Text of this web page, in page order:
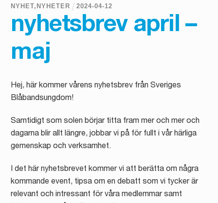
NYHET, NYHETER 2024-04-12
nyhetsbrev april –
maj
Hej, här kommer vårens nyhetsbrev från Sveriges
Blåbandsungdom!
Samtidigt som solen börjar titta fram mer och mer och
dagarna blir allt längre, jobbar vi på för fullt i vår härliga
gemenskap och verksamhet.
I det här nyhetsbrevet kommer vi att berätta om några
kommande event, tipsa om en debatt som vi tycker är
relevant och intressant för våra medlemmar samt